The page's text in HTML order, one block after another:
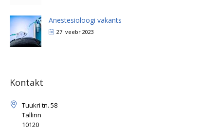
Anestesioloogi vakants
27. veebr 2023
Kontakt
Tuukri tn. 58
Tallinn
10120